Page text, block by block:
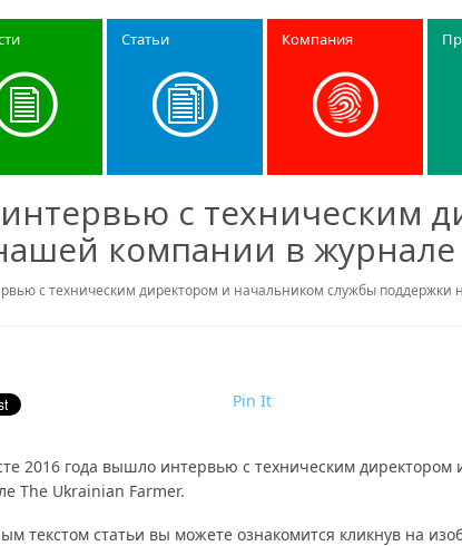
Статьи Компания
с техническим
компании в журнале
с техническим директором и начальником службы
Pin It
2016 года вышло интервью с техническим
The Ukrainian Farmer.
текстом статьи вы можете ознакомится кликнув на